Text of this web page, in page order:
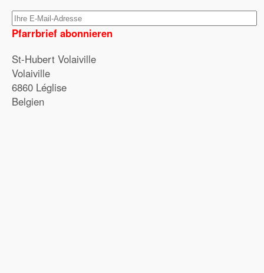
Pfarrbrief abonnieren
St-Hubert Volaiville
Volaiville
6860 Léglise
Belgien